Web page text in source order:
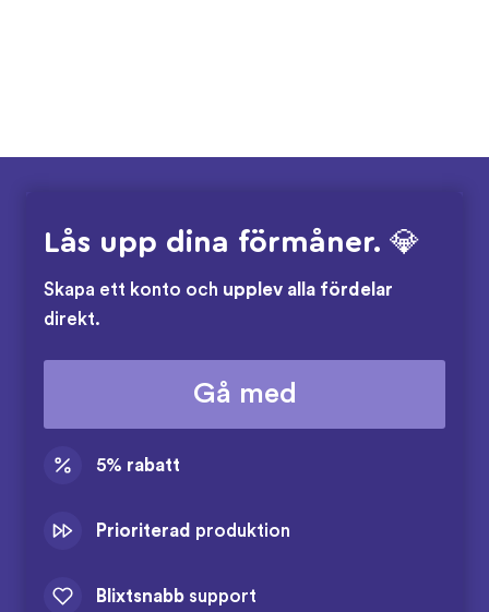
Lås upp dina förmåner. 💎
Skapa ett konto och upplev alla fördelar
direkt.
Gå med
5% rabatt
Prioriterad produktion
Blixtsnabb support